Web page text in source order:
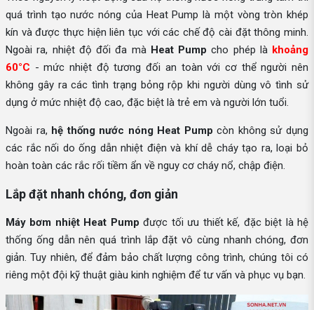
quá trình tạo nước nóng của Heat Pump là một vòng tròn khép
kín và được thực hiện liên tục với các chế độ cài đặt thông minh.
Ngoài ra, nhiệt độ đối đa mà Heat Pump cho phép là khoảng
60°C - mức nhiệt độ tương đối an toàn với cơ thể người nên
không gây ra các tình trạng bỏng rộp khi người dùng vô tình sử
dụng ở mức nhiệt độ cao, đặc biệt là trẻ em và người lớn tuổi.
Ngoài ra, hệ thống nước nóng Heat Pump còn không sử dụng
các rắc nối do ống dẫn nhiệt điện và khí dễ cháy tạo ra, loại bỏ
hoàn toàn các rắc rối tiềm ẩn về nguy cơ cháy nổ, chập điện.
Lắp đặt nhanh chóng, đơn giản
Máy bơm nhiệt Heat Pump được tối ưu thiết kế, đặc biệt là hệ
thống ống dẫn nên quá trình lắp đặt vô cùng nhanh chóng, đơn
giản. Tuy nhiên, để đảm bảo chất lượng công trình, chúng tôi có
riêng một đội kỹ thuật giàu kinh nghiệm để tư vấn và phục vụ bạn.